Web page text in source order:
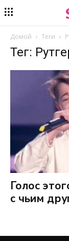
Домой Теги
Тег:
Голос
с чьим